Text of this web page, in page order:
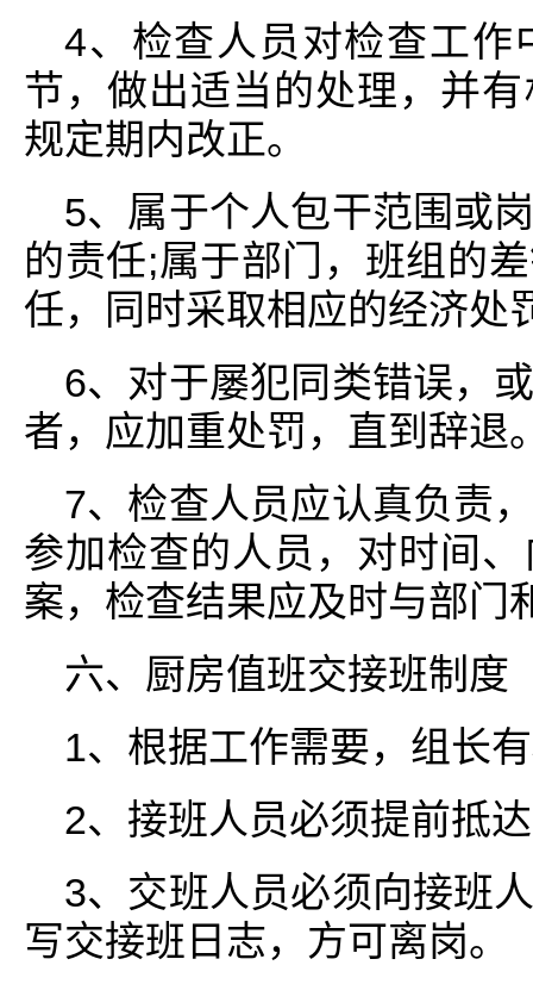
4、检查人员对检查工作
节，做出适当的处理，并
规定期内改正。
5、属于个人包干范围或
的责任;属于部门，班组的
任，同时采取相应的经济处
6、对于屡犯同类错误，
者，应加重处罚，直到辞退
7、检查人员应认真负责
参加检查的人员，对时间
案，检查结果应及时与部门
六、厨房值班交接班制度
1、根据工作需要，组长
2、接班人员必须提前抵
3、交班人员必须向接班
写交接班日志，方可离岗。